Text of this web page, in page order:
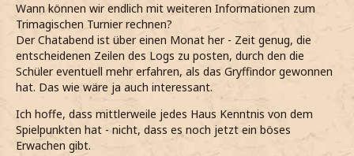
Wann können wir endlich mit weiteren Informationen zum
Trimagischen Turnier rechnen?
Der Chatabend ist über einen Monat her - Zeit genug, die
entscheidenen Zeilen des Logs zu posten, durch den die
Schüler eventuell mehr erfahren, als das Gryffindor gewonnen
hat. Das wie wäre ja auch interessant.
Ich hoffe, dass mittlerweile jedes Haus Kenntnis von dem
Spielpunkten hat - nicht, dass es noch jetzt ein böses
Erwachen gibt.